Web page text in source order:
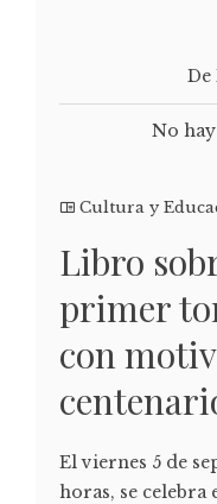
De
No
Cultura y
Libro
primer
con
El viernes 5 de
horas, se celebra